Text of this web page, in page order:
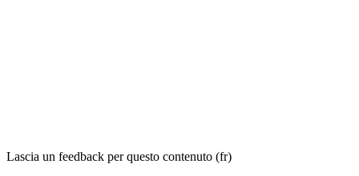
Lascia un feedback per questo contenuto (fr)